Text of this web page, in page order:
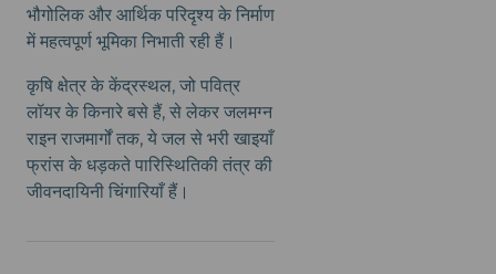
भौगोलिक और आर्थिक परिदृश्य के निर्माण
में महत्वपूर्ण भूमिका निभाती रही हैं।
कृषि क्षेत्र के केंद्रस्थल, जो पवित्र
लॉयर के किनारे बसे हैं, से लेकर जलमग्न
राइन राजमार्गों तक, ये जल से भरी खाइयाँ
फ्रांस के धड़कते पारिस्थितिकी तंत्र की
जीवनदायिनी चिंगारियाँ हैं।